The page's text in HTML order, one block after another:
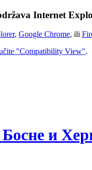
Internet
, Google Chrome, ili
"Compatibility View".
и